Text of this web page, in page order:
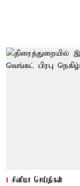
சினிமா செய்திகள்